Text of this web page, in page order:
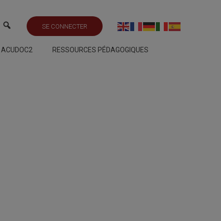
SE CONNECTER
RESSOURCES PÉDAGOGIQUES